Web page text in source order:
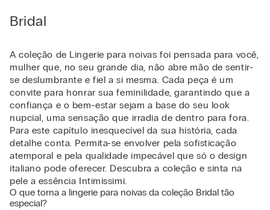
Bridal
A coleção de Lingerie para noivas foi pensada para você,
mulher que, no seu grande dia, não abre mão de sentir-
se deslumbrante e fiel a si mesma. Cada peça é um
convite para honrar sua feminilidade, garantindo que a
confiança e o bem-estar sejam a base do seu look
nupcial, uma sensação que irradia de dentro para fora.
Para este capítulo inesquecível da sua história, cada
detalhe conta. Permita-se envolver pela sofisticação
atemporal e pela qualidade impecável que só o design
italiano pode oferecer. Descubra a coleção e sinta na
pele a essência Intimissimi.
O que torna a lingerie para noivas da coleção Bridal tão
especial?